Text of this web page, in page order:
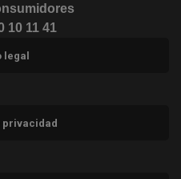
10 11 41
legal